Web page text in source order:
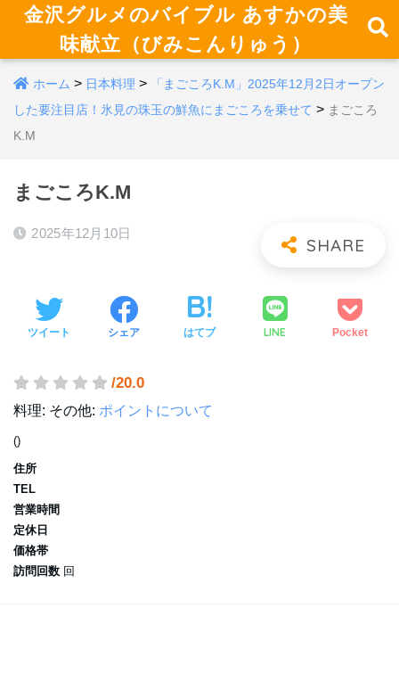
金沢グルメのバイブル あすかの美
味献立（びみこんりゅう）
ホーム > 日本料理 >
「まごころK.M」2025年12月2日オープン
した要注目店！氷見の珠玉の鮮魚にまごころを乗せて > まごころ
K.M
まごころK.M
2025年12月10日
ツイート シェア はてブ LINE Pocket
/20.0
料理: その他: ポイントについて
()
住所
TEL
営業時間
定休日
価格帯
訪問回数 回